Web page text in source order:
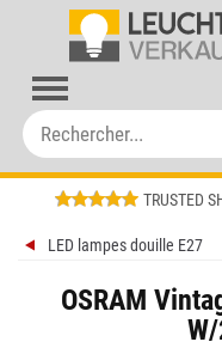
TRUSTED
LED lampes douille E27
OSRAM